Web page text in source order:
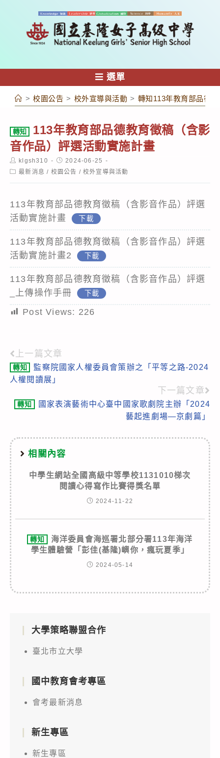
容
選單
> 校園公告 > 校外宣導與活動 > 轉知113年教育部品德
轉知
113年教育部品德教育徵稿（含影
音作品）評選活動實施計畫
Post
author:
klgsh310
Post
published:
2024-06-25
Post最新消息 / 校園公告 / 校外宣導與活動
113年教育部品德教育徵稿（含影音作品）評選
活動實施計畫
下載
113年教育部品德教育徵稿（含影音作品）評選
活動實施計畫2
下載
113年教育部品德教育徵稿（含影音作品）評選
_上傳操作手冊
下載
Post Views: 226
Read
more
上一篇文章
轉知
監察院國家人權委員會策辦之「平等之路-2024
人權閱讀展」
下一篇文章
轉知
國家表演藝術中心臺中國家歌劇院主辦「2024
藝起進劇場—京劇篇」
相關內容
中學生網站全國高級中等學校1131010梯次
閱讀心得寫作比賽得獎名單
2024-11-22
轉知
海洋委員會海巡署北部分署113年海洋
學生體驗營「彭佳(基隆)嶼你，瘋玩夏季」
2024-05-14
大學策略聯盟合作
臺北市立大學
國中教育會考專區
會考最新消息
新生專區
新生專區